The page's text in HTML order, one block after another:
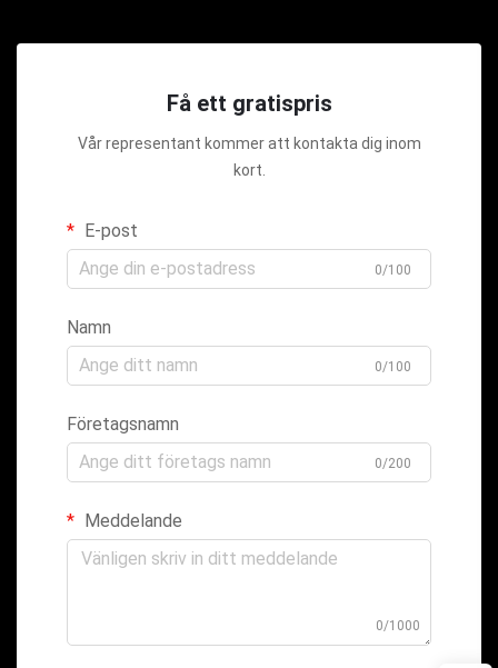
Få ett gratispris
Vår representant kommer att kontakta dig inom
kort.
E-post
0/100
Namn
0/100
Företagsnamn
0/200
Meddelande
0/1000